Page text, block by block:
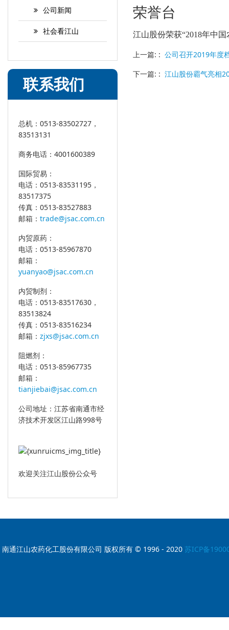
公司新闻
社会看江山
联系我们
总机：0513-83502727，
83513131
商务电话：4001600389
国际贸易：
电话：0513-83531195，
83517375
传真：0513-83527883
邮箱： trade@jsac.com.cn
内贸原药：
电话：0513-85967870
邮箱：
yuanyao@jsac.com.cn
内贸制剂：
电话：0513-83517630，
83513824
传真：0513-83516234
邮箱： zjxs@jsac.com.cn
阻燃剂：
电话：0513-85967735
邮箱：
tianjiebai@jsac.com.cn
公司地址：江苏省南通市经
济技术开发区江山路998号
欢迎关注江山股份公众号
荣誉台
江山股份荣获“2018年中
上一篇: : 公司召开2019年度
下一篇: : 江山股份霸气亮相
南通江山农药化工股份有限公司 版权所有 © 1996 - 2020 苏ICP备